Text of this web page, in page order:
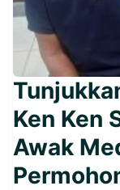
Ken Ken
Awak